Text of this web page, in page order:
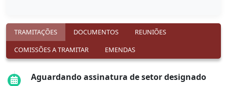
TRAMITAÇÕES DOCUMENTOS
REUNIÕES
COMISSÕES A TRAMITAR
EMENDAS
Aguardando assinatura de setor designado